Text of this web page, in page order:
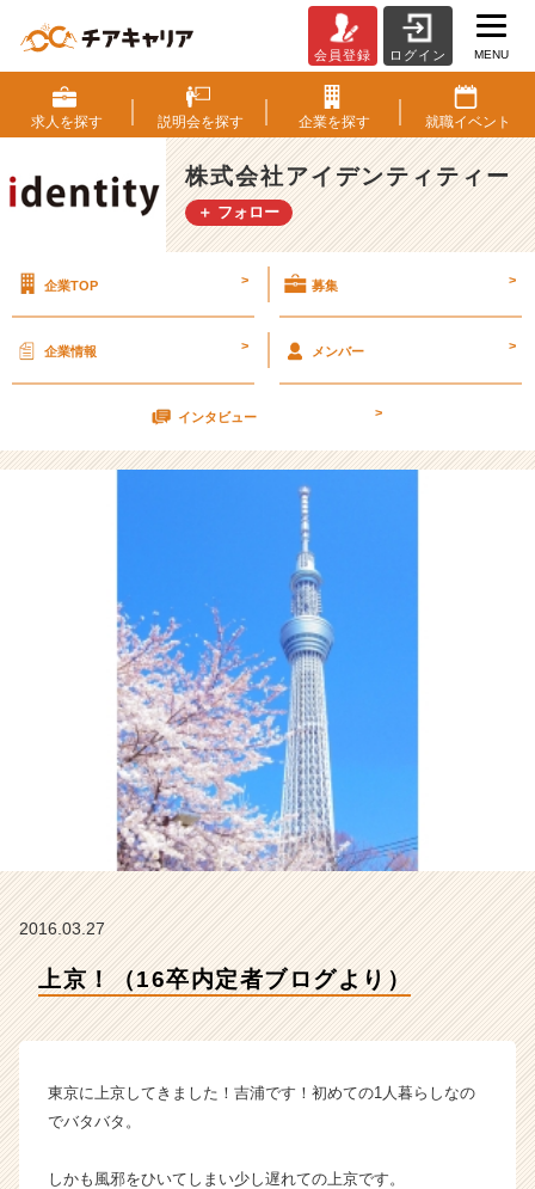
京！
（1
6
卒
内
定
グ
【株
式
社
ィ
テ
ィ
ー
の
タ
イ
ム
ラ
イ
ン】
チ
ャ
成
企
ら
会員登録 ログイン MENU
求人を探す 説明会を探す 企業を探す 就職イベント
株式会社アイデンティティー
＋ フォロー
企業TOP > 募集 >
企業情報 > メンバー >
インタビュー >
2016.03.27
上京！（16卒内定者ブログより）
東京に上京してきました！吉浦です！初めての1人暮らしなの
でバタバタ。
しかも風邪をひいてしまい少し遅れての上京です。